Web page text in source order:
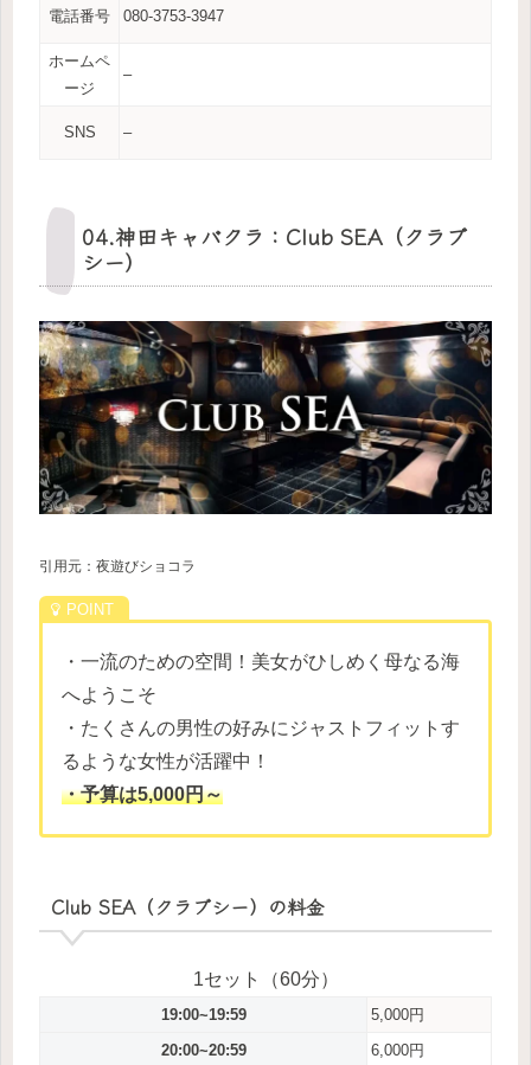
電話番号 080-3753-3947
ホームペ
ージ
–
SNS –
04.神田キャバクラ：Club SEA（クラブ
シー）
引用元：夜遊びショコラ
・一流のための空間！美女がひしめく母なる海
へようこそ
・たくさんの男性の好みにジャストフィットす
るような女性が活躍中！
・予算は5,000円～
Club SEA（クラブシー）の料金
1セット（60分）
19:00~19:59
5,000円
20:00~20:59
6,000円